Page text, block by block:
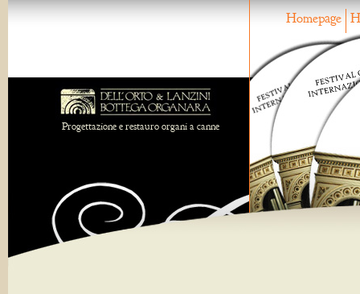
Homepage
Progettazione e restauro organi a canne